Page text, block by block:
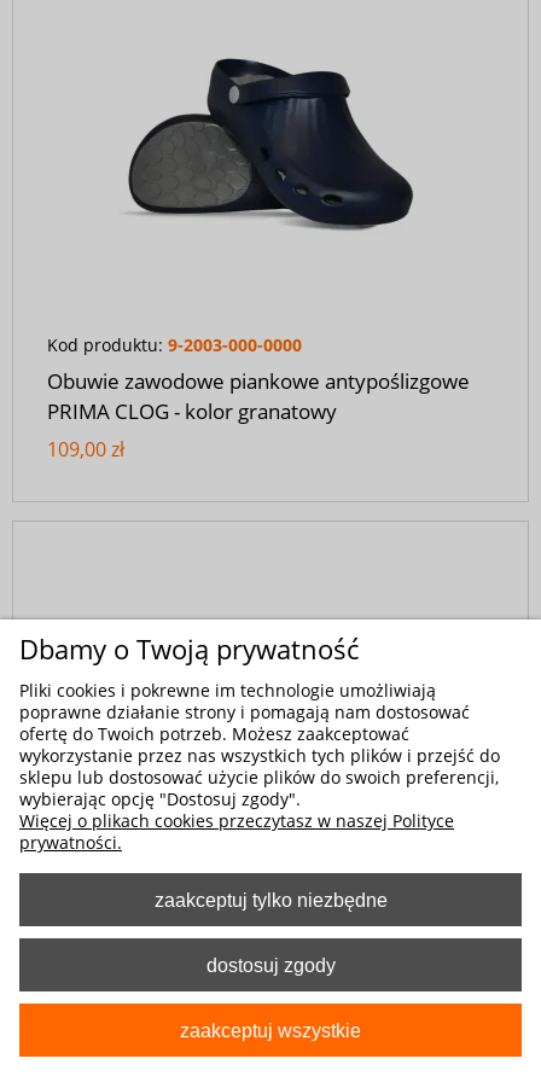
Kod produktu: 9-2003-000-0000
Obuwie zawodowe piankowe antypoślizgowe
PRIMA CLOG - kolor granatowy
109,00 zł
Kod produktu:9-2003-004-3051
Obuwie zawodowe piankowe antypoślizgowe
PRIMA CLOG - kolor miętowy
Dbamy o Twoją prywatność
Pliki cookies i pokrewne im technologie umożliwiają
poprawne działanie strony i pomagają nam dostosować
ofertę do Twoich potrzeb. Możesz zaakceptować
wykorzystanie przez nas wszystkich tych plików i przejść do
sklepu lub dostosować użycie plików do swoich preferencji,
wybierając opcję "Dostosuj zgody".
Więcej o plikach cookies przeczytasz w naszej Polityce
prywatności.
zaakceptuj tylko niezbędne
dostosuj zgody
zaakceptuj wszystkie